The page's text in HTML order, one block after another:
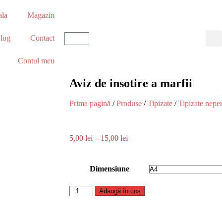
Magazin
Contact
Contul meu
Aviz de insotire a marfii
Prima pagină /Produse /Tipizate /Tipizate
5,00 lei – 15,00 lei
Dimensiune
Adaugă în coș